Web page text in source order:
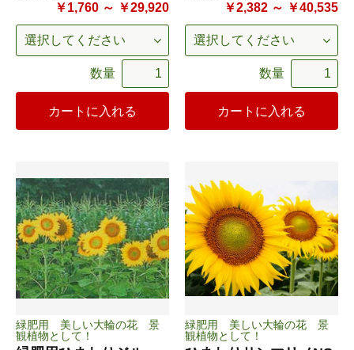
￥1,760 ～ ￥29,920
数量
カートに入れる
￥2,382 ～ ￥40,535
数量
カートに入れる
緑肥用 美しい大輪の花 景
観植物として！
緑肥用 美しい大輪の花 景
観植物として！